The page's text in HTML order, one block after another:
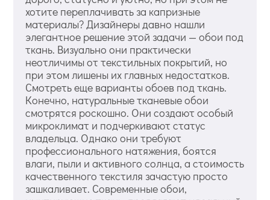
хотите переплачивать за капризные
материалы? Дизайнеры давно нашли
элегантное решение этой задачи — обои под
ткань. Визуально они практически
неотличимы от текстильных покрытий, но
при этом лишены их главных недостатков.
Смотреть еще варианты обоев под ткань.
Конечно, натуральные тканевые обои
смотрятся роскошно. Они создают особый
микроклимат и подчеркивают статус
владельца. Однако они требуют
профессионального натяжения, боятся
влаги, пыли и активного солнца, а стоимость
качественного текстиля зачастую просто
зашкаливает. Современные обои,